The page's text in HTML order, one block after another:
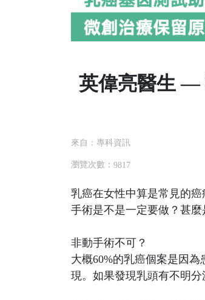
英偉亮醫生 —
來自：專科資訊
瀏覽次數： 9817
乳癌在女性中算是常見的
手術是不是一定要做？甚麼
非動手術不可？
大概60%的乳癌個案是因
現。如果發現乳頭有不明分